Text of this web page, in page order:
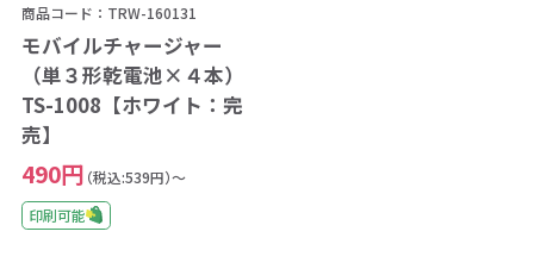
商品コード：TRW-160131
モバイルチャージャー
（単３形乾電池×４本）
TS-1008【ホワイト：完
売】
490円 （税込:539円）～
印刷可能